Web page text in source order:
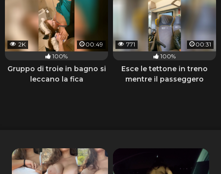
2K
00:49
100%
Gruppo di troie in bagno si
leccano la fica
771
00:31
100%
Esce le tettone in treno
mentre il passeggero